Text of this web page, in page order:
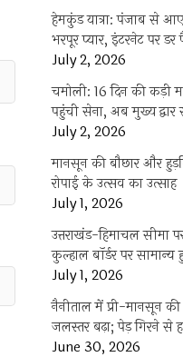
हेमकुंड यात्रा: पंजाब से
भरपूर प्यार, इंटरनेट पर
July 2, 2026
चमोली: 16 दिन की
पहुंची सेना, अब मुख्य
July 2, 2026
मानसून की बौछार और
रोपाई के उत्सव का उत्साह
July 1, 2026
उत्तराखंड-हिमाचल सीमा
कुल्हाल बॉर्डर पर सामान्य
July 1, 2026
नैनीताल में प्री-मानसून
जलस्तर बढ़ा; पेड़ गिरने से
June 30, 2026